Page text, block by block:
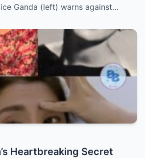
Ganda (left) warns against…
Heartbreaking Secret